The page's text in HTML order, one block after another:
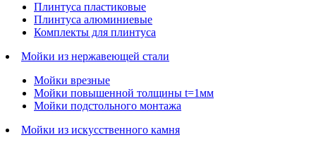
Плинтуса пластиковые
Плинтуса алюминиевые
Комплекты для плинтуса
Мойки из нержавеющей стали
Мойки врезные
Мойки повышенной толщины t=1мм
Мойки подстольного монтажа
Мойки из искусственного камня